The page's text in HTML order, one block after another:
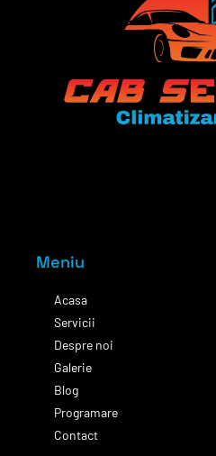
Meniu
Acasa
Servicii
Despre noi
Galerie
Blog
Programare
Contact